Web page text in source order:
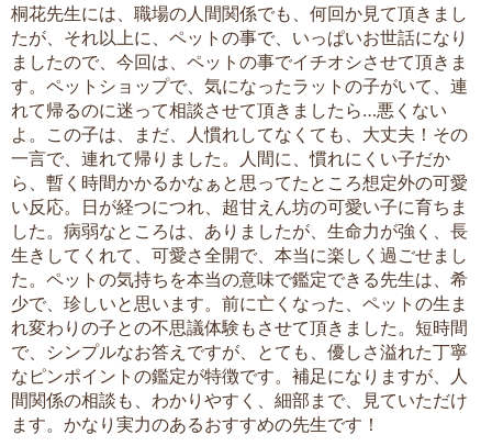
桐花先生には、職場の人間関係でも、何回か見て頂きまし
たが、それ以上に、ペットの事で、いっぱいお世話になり
ましたので、今回は、ペットの事でイチオシさせて頂きま
す。ペットショップで、気になったラットの子がいて、連
れて帰るのに迷って相談させて頂きましたら…悪くない
よ。この子は、まだ、人慣れしてなくても、大丈夫！その
一言で、連れて帰りました。人間に、慣れにくい子だか
ら、暫く時間かかるかなぁと思ってたところ想定外の可愛
い反応。日が経つにつれ、超甘えん坊の可愛い子に育ちま
した。病弱なところは、ありましたが、生命力が強く、長
生きしてくれて、可愛さ全開で、本当に楽しく過ごせまし
た。ペットの気持ちを本当の意味で鑑定できる先生は、希
少で、珍しいと思います。前に亡くなった、ペットの生ま
れ変わりの子との不思議体験もさせて頂きました。短時間
で、シンプルなお答えですが、とても、優しさ溢れた丁寧
なピンポイントの鑑定が特徴です。補足になりますが、人
間関係の相談も、わかりやすく、細部まで、見ていただけ
ます。かなり実力のあるおすすめの先生です！